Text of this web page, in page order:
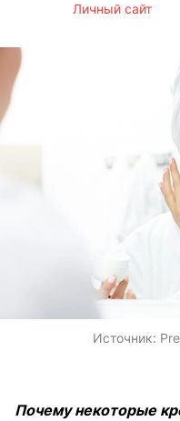
Личный сайт
Источник:
Почему некоторые